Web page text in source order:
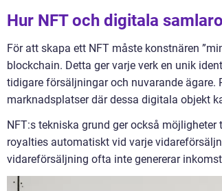
Hur NFT och digitala
För att skapa ett NFT måste konstnären
blockchain. Detta ger varje verk en unik
tidigare försäljningar och nuvarande ägare.
marknadsplatser där dessa digitala objekt
NFT:s tekniska grund ger också
royalties automatiskt vid varje
vidareförsäljning ofta inte genererar